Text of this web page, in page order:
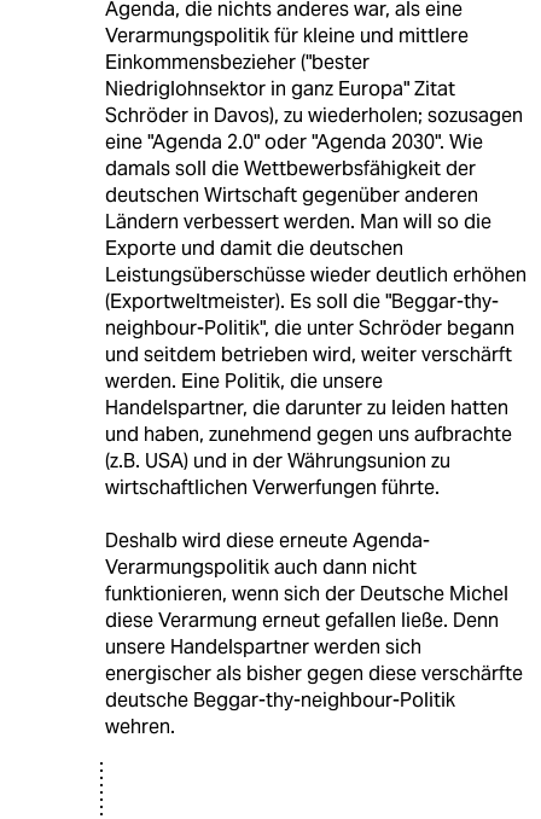
Agenda, die nichts anderes war, als eine
Verarmungspolitik für kleine und mittlere
Einkommensbezieher ("bester
Niedriglohnsektor in ganz Europa" Zitat
Schröder in Davos), zu wiederholen; sozusagen
eine "Agenda 2.0" oder "Agenda 2030". Wie
damals soll die Wettbewerbsfähigkeit der
deutschen Wirtschaft gegenüber anderen
Ländern verbessert werden. Man will so die
Exporte und damit die deutschen
Leistungsüberschüsse wieder deutlich erhöhen
(Exportweltmeister). Es soll die "Beggar-thy-
neighbour-Politik", die unter Schröder begann
und seitdem betrieben wird, weiter verschärft
werden. Eine Politik, die unsere
Handelspartner, die darunter zu leiden hatten
und haben, zunehmend gegen uns aufbrachte
(z.B. USA) und in der Währungsunion zu
wirtschaftlichen Verwerfungen führte.
Deshalb wird diese erneute Agenda-
Verarmungspolitik auch dann nicht
funktionieren, wenn sich der Deutsche Michel
diese Verarmung erneut gefallen ließe. Denn
unsere Handelspartner werden sich
energischer als bisher gegen diese verschärfte
deutsche Beggar-thy-neighbour-Politik
wehren.